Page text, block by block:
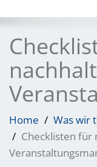
Home Was wir
Checklisten für